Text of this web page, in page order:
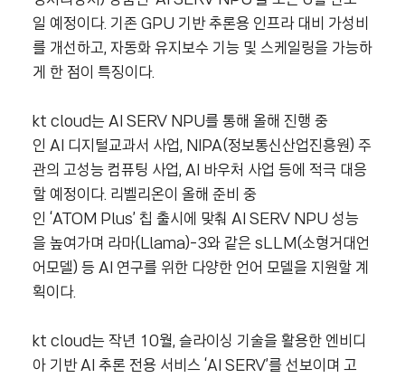
일 예정이다. 기존 GPU 기반 추론용 인프라 대비 가성비
를 개선하고, 자동화 유지보수 기능 및 스케일링을 가능하
게 한 점이 특징이다.
kt cloud는 AI SERV NPU를 통해 올해 진행 중
인 AI 디지털교과서 사업, NIPA(정보통신산업진흥원) 주
관의 고성능 컴퓨팅 사업, AI 바우처 사업 등에 적극 대응
할 예정이다. 리벨리온이 올해 준비 중
인 ‘ATOM Plus’ 칩 출시에 맞춰 AI SERV NPU 성능
을 높여가며 라마(Llama)-3와 같은 sLLM(소형거대언
어모델) 등 AI 연구를 위한 다양한 언어 모델을 지원할 계
획이다.
kt cloud는 작년 10월, 슬라이싱 기술을 활용한 엔비디
아 기반 AI 추론 전용 서비스 ‘AI SERV’를 선보이며 고